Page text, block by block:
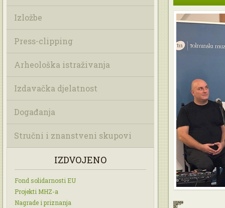
Izložbe
Press-clipping
Arheološka istraživanja
Izdavačka djelatnost
Događanja
Stručni i znanstveni skupovi
IZDVOJENO
Fond solidarnosti EU
Projekti MHZ-a
Nagrade i priznanja